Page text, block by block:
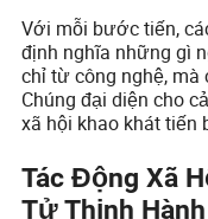
Với mỗi bước tiến,
định nghĩa những gì
chỉ từ công nghệ,
Chúng đại diện cho
xã hội khao khát tiến
Tác Động Xã
Tử Thịnh Hành